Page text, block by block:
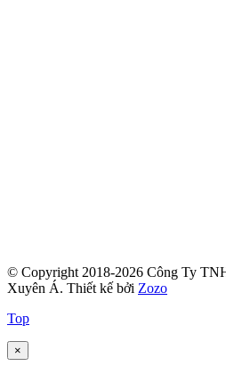
© Copyright 2018-2026 Công Ty
Xuyên Á. Thiết kế bởi Zozo
Top
×